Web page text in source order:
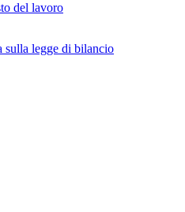
del lavoro
sulla legge di bilancio